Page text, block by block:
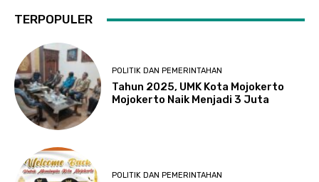
TERPOPULER
POLITIK DAN PEMERINTAHAN
Tahun 2025, UMK Kota Mojokerto
Mojokerto Naik Menjadi 3 Juta
POLITIK DAN PEMERINTAHAN